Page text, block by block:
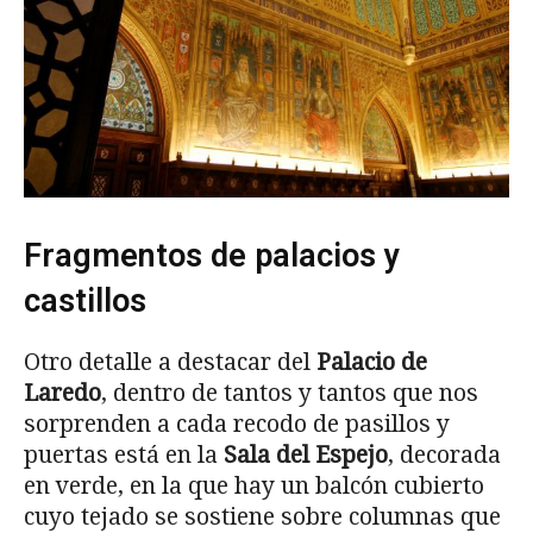
Fragmentos de palacios y
castillos
Otro detalle a destacar del Palacio de
Laredo, dentro de tantos y tantos que nos
sorprenden a cada recodo de pasillos y
puertas está en la Sala del Espejo, decorada
en verde, en la que hay un balcón cubierto
cuyo tejado se sostiene sobre columnas que